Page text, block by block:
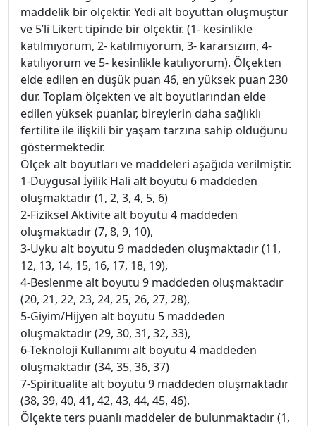
maddelik bir ölçektir. Yedi alt boyuttan oluşmuştur
ve 5’li Likert tipinde bir ölçektir. (1- kesinlikle
katılmıyorum, 2- katılmıyorum, 3- kararsızım, 4-
katılıyorum ve 5- kesinlikle katılıyorum). Ölçekten
elde edilen en düşük puan 46, en yüksek puan 230
dur. Toplam ölçekten ve alt boyutlarından elde
edilen yüksek puanlar, bireylerin daha sağlıklı
fertilite ile ilişkili bir yaşam tarzına sahip olduğunu
göstermektedir.
Ölçek alt boyutları ve maddeleri aşağıda verilmiştir.
1-Duygusal İyilik Hali alt boyutu 6 maddeden
oluşmaktadır (1, 2, 3, 4, 5, 6)
2-Fiziksel Aktivite alt boyutu 4 maddeden
oluşmaktadır (7, 8, 9, 10),
3-Uyku alt boyutu 9 maddeden oluşmaktadır (11,
12, 13, 14, 15, 16, 17, 18, 19),
4-Beslenme alt boyutu 9 maddeden oluşmaktadır
(20, 21, 22, 23, 24, 25, 26, 27, 28),
5-Giyim/Hijyen alt boyutu 5 maddeden
oluşmaktadır (29, 30, 31, 32, 33),
6-Teknoloji Kullanımı alt boyutu 4 maddeden
oluşmaktadır (34, 35, 36, 37)
7-Spiritüalite alt boyutu 9 maddeden oluşmaktadır
(38, 39, 40, 41, 42, 43, 44, 45, 46).
Ölçekte ters puanlı maddeler de bulunmaktadır (1,